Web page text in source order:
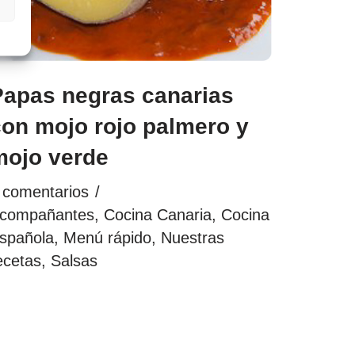
negras canarias
mojo rojo palmero y
verde
, Cocina Canaria, Cocina
, Menú rápido, Nuestras
, Salsas